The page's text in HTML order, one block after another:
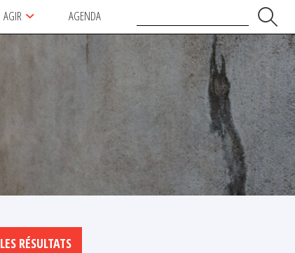
AGIR AGENDA